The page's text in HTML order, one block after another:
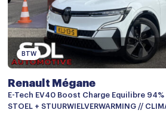
Parkeersensor achter
Parkeersensor voor
Achteruitrijcamera
Android auto
Apple carplay
Audio installatie
BTW
Renault Mégane
E-Tech EV40 Boost Charge Equilibre 94%
STOEL + STUURWIELVERWARMING //